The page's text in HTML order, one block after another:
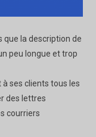
que la description de
peu longue et trop
ses clients tous les
des lettres
courriers